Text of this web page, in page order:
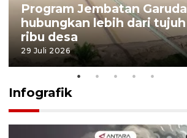
Program Jembatan Garuda
hubungkan lebih dari tujuh
ribu desa
29 Juli 2026
Infografik